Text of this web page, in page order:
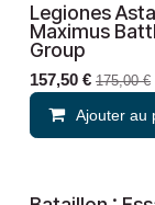
Nouveau !
Legiones
Maximus
Group
157,50 € 175,00€
Ajouter au